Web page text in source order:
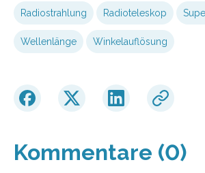
Radiostrahlung Radioteleskop
Wellenlänge Winkelauflösung
Kommentare (0)